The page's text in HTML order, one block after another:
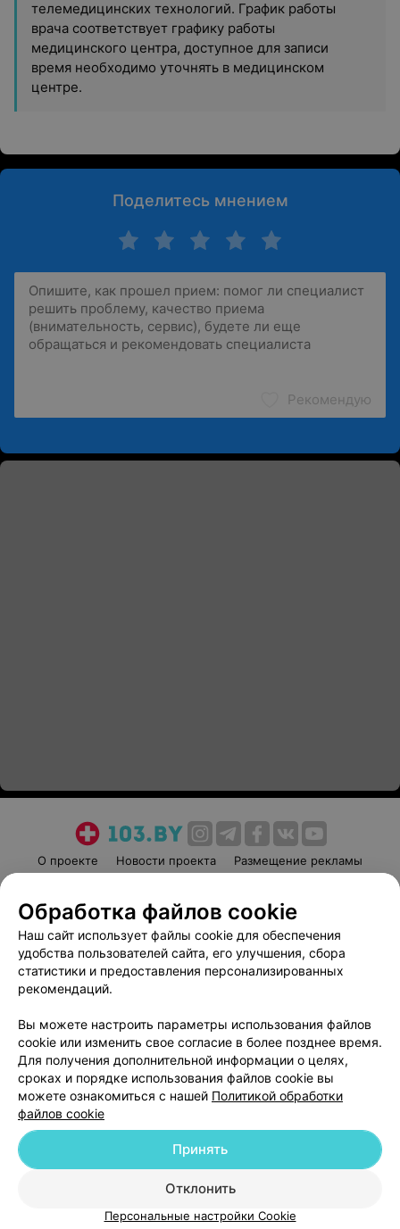
телемедицинских технологий. График работы
врача соответствует графику работы
медицинского центра, доступное для записи
время необходимо уточнять в медицинском
центре.
Поделитесь мнением
Рекомендую
О проекте Новости проекта
Размещение рекламы
Пользовательское соглашение
Способы оплаты
Вакансии
Партнеры
Написать руководителю 103.by
Обработка персональных данных
© 2026 ООО «Артокс Лаб», УНП 191700409
| 220012, Республика Беларусь,
Служба поддержки +375 291212755
Обработка файлов cookie
Наш сайт использует файлы cookie для обеспечения
удобства пользователей сайта, его улучшения, сбора
статистики и предоставления персонализированных
рекомендаций.
Вы можете настроить параметры использования файлов
cookie или изменить свое согласие в более позднее время.
Для получения дополнительной информации о целях,
сроках и порядке использования файлов cookie вы
можете ознакомиться с нашей Политикой обработки
файлов cookie
Отклонить
Принять
Персональные настройки Cookie